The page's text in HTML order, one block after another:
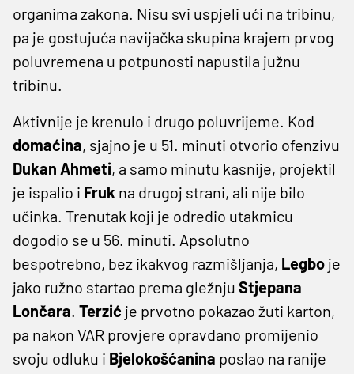
organima zakona. Nisu svi uspjeli ući na tribinu,
pa je gostujuća navijačka skupina krajem prvog
poluvremena u potpunosti napustila južnu
tribinu.
Aktivnije je krenulo i drugo poluvrijeme. Kod
domaćina, sjajno je u 51. minuti otvorio ofenzivu
Dukan Ahmeti, a samo minutu kasnije, projektil
je ispalio i Fruk na drugoj strani, ali nije bilo
učinka. Trenutak koji je odredio utakmicu
dogodio se u 56. minuti. Apsolutno
bespotrebno, bez ikakvog razmišljanja, Legbo je
jako ružno startao prema gležnju Stjepana
Lončara. Terzić je prvotno pokazao žuti karton,
pa nakon VAR provjere opravdano promijenio
svoju odluku i Bjelokošćanina poslao na ranije